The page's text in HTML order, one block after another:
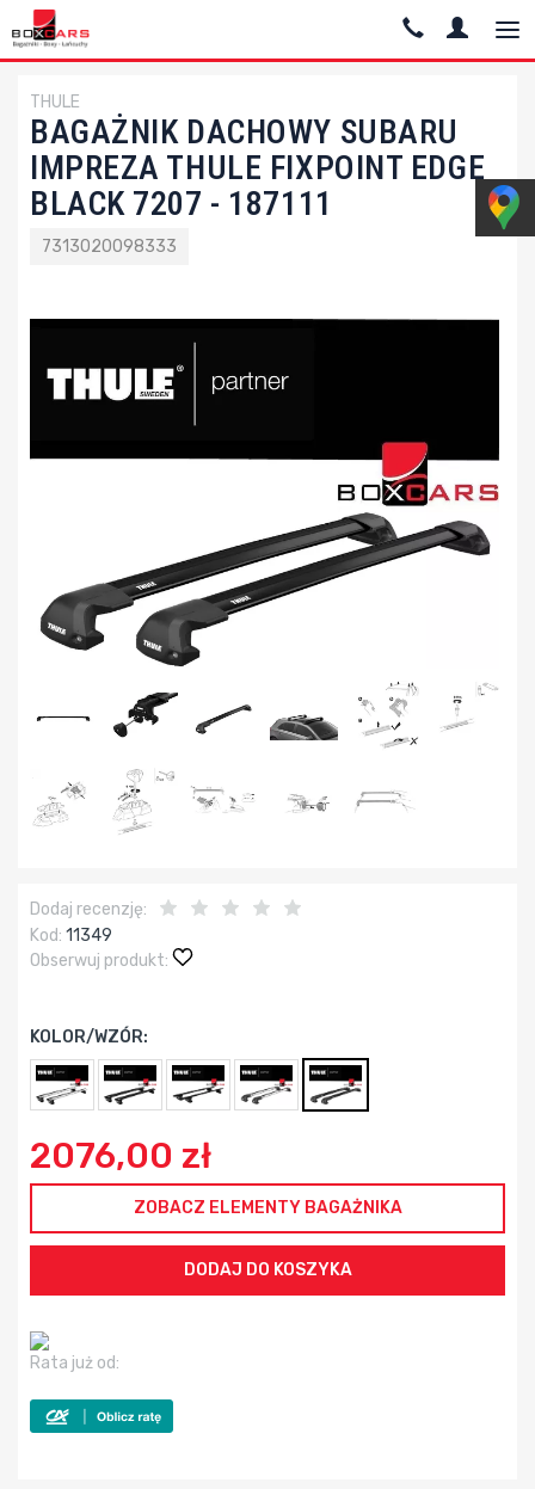
THULE
BAGAŻNIK DACHOWY SUBARU
IMPREZA THULE FIXPOINT EDGE
BLACK 7207 - 187111
7313020098333
Dodaj recenzję:
Kod: 11349
Obserwuj produkt:
KOLOR/WZÓR:
2076,00 zł
ZOBACZ ELEMENTY BAGAŻNIKA
Rata już od: